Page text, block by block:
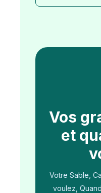
Vos
et
Votre Sable,
voulez,